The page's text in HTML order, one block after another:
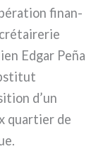
finan­
Edgar Peña
d’un
quar­tier de